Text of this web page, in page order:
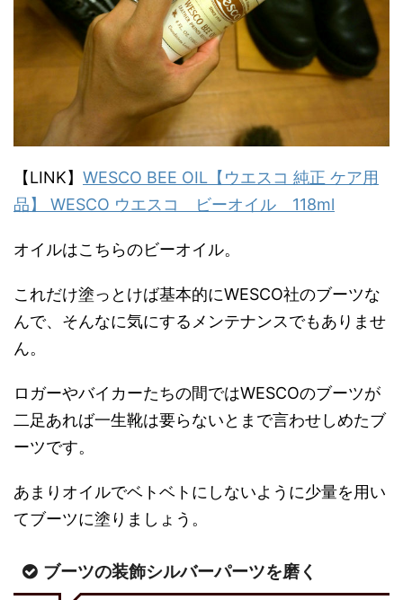
【LINK】 WESCO BEE OIL【ウエスコ 純正 ケア用
品】 WESCO ウエスコ ビーオイル 118ml
オイルはこちらのビーオイル。
これだけ塗っとけば基本的にWESCO社のブーツな
んで、そんなに気にするメンテナンスでもありませ
ん。
ロガーやバイカーたちの間ではWESCOのブーツが
二足あれば一生靴は要らないとまで言わせしめたブ
ーツです。
あまりオイルでベトベトにしないように少量を用い
てブーツに塗りましょう。
ブーツの装飾シルバーパーツを磨く